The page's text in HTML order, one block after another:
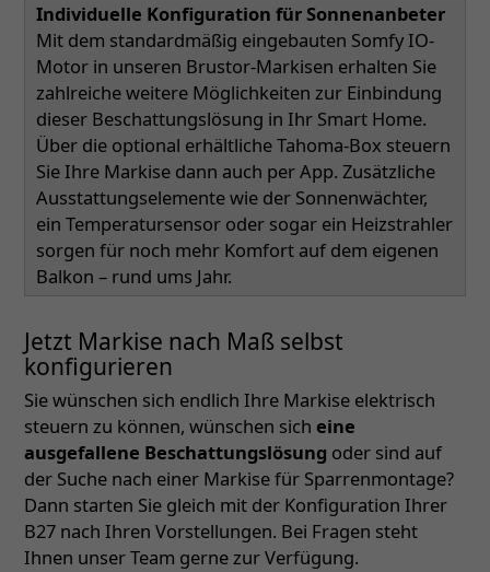
Individuelle Konfiguration für Sonnenanbeter
Mit dem standardmäßig eingebauten Somfy IO-
Motor in unseren Brustor-Markisen erhalten Sie
zahlreiche weitere Möglichkeiten zur Einbindung
dieser Beschattungslösung in Ihr Smart Home.
Über die optional erhältliche Tahoma-Box steuern
Sie Ihre Markise dann auch per App. Zusätzliche
Ausstattungselemente wie der Sonnenwächter,
ein Temperatursensor oder sogar ein Heizstrahler
sorgen für noch mehr Komfort auf dem eigenen
Balkon – rund ums Jahr.
Jetzt Markise nach Maß selbst
konfigurieren
Sie wünschen sich endlich Ihre Markise elektrisch
steuern zu können, wünschen sich eine
ausgefallene Beschattungslösung oder sind auf
der Suche nach einer Markise für Sparrenmontage?
Dann starten Sie gleich mit der Konfiguration Ihrer
B27 nach Ihren Vorstellungen. Bei Fragen steht
Ihnen unser Team gerne zur Verfügung.